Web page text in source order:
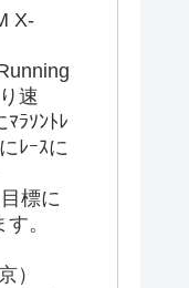
X-
速
ﾗｿﾝﾄﾚ
ﾚｰｽに
標に
。
）